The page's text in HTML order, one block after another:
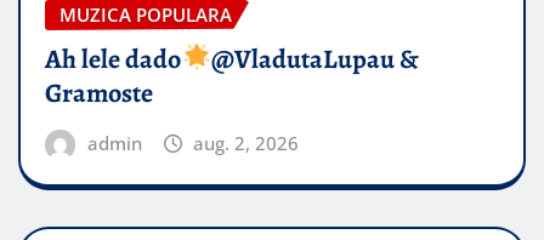
MUZICA POPULARA
Ah lele dado​
@VladutaLupau &
Gramoste
admin aug. 2, 2026